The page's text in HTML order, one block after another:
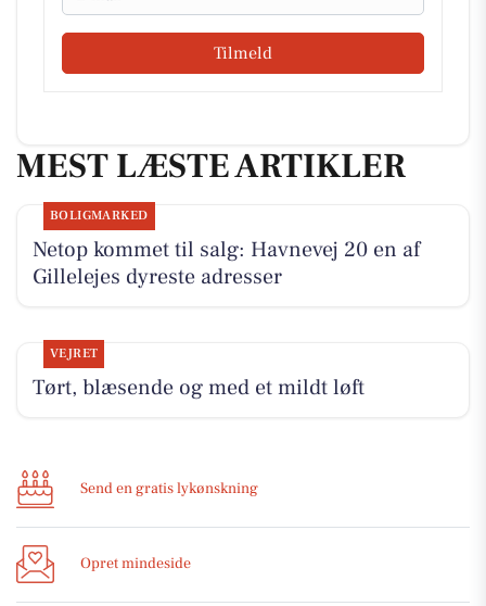
Tilmeld
MEST LÆSTE ARTIKLER
BOLIGMARKED
Netop kommet til salg: Havnevej 20 en af
Gillelejes dyreste adresser
VEJRET
Tørt, blæsende og med et mildt løft
Send en gratis lykønskning
Opret mindeside